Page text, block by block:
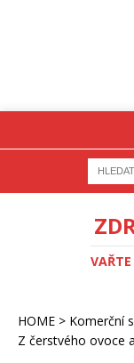
HOME > Komerční
Z čerstvého ovoce